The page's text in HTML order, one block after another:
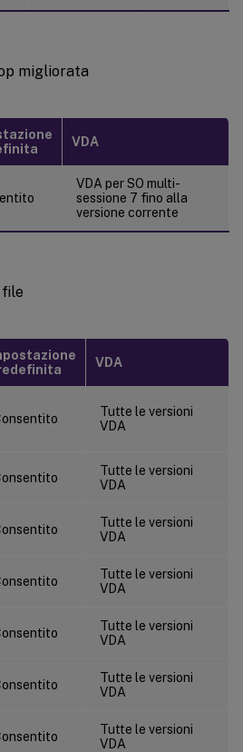
migliorata
VDA
VDA per SO multi-
sessione 7 fino alla
versione corrente
file
VDA
Tutte le versioni
VDA
Tutte le versioni
VDA
Tutte le versioni
VDA
Tutte le versioni
VDA
Tutte le versioni
VDA
Tutte le versioni
VDA
Tutte le versioni
VDA